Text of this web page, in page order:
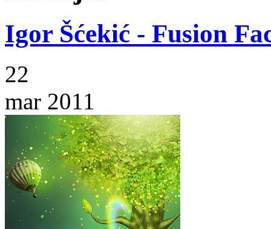
Igor Šćekić - Fusion
22
mar 2011